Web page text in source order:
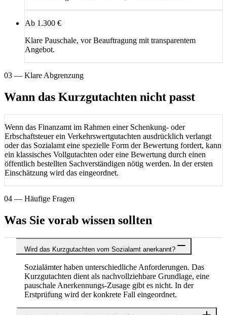
Ab 1.300 €
Klare Pauschale, vor Beauftragung mit transparentem
Angebot.
03 — Klare Abgrenzung
Wann das Kurzgutachten nicht passt
Wenn das Finanzamt im Rahmen einer Schenkung- oder
Erbschaftsteuer ein Verkehrswertgutachten ausdrücklich verlangt
oder das Sozialamt eine spezielle Form der Bewertung fordert, kann
ein klassisches Vollgutachten oder eine Bewertung durch einen
öffentlich bestellten Sachverständigen nötig werden. In der ersten
Einschätzung wird das eingeordnet.
04 — Häufige Fragen
Was Sie vorab wissen sollten
Wird das Kurzgutachten vom Sozialamt anerkannt?
Sozialämter haben unterschiedliche Anforderungen. Das
Kurzgutachten dient als nachvollziehbare Grundlage, eine
pauschale Anerkennungs-Zusage gibt es nicht. In der
Erstprüfung wird der konkrete Fall eingeordnet.